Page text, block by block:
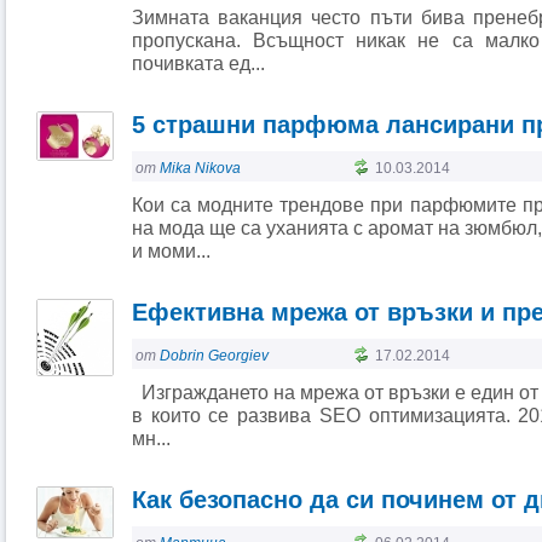
Зимната ваканция често пъти бива
пропускана. Всъщност никак не са
почивката ед...
5 страшни парфюма лансирани
от Mika Nikova 10.03.2014
Кои са модните трендове при парфюмите
на мода ще са уханията с аромат на
и моми...
Ефективна мрежа от връзки и
от Dobrin Georgiev 17.02.2014
Изграждането на мрежа от връзки е един
в които се развива SEO оптимизацията.
мн...
Как безопасно да си починем от